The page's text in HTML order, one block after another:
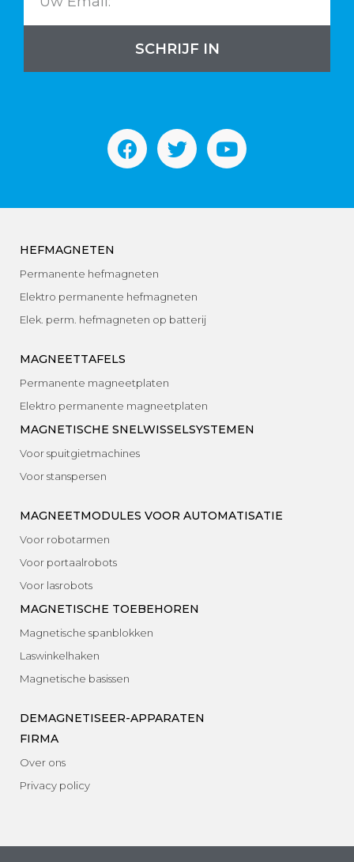
SCHRIJF IN
HEFMAGNETEN
Permanente hefmagneten
Elektro permanente hefmagneten
Elek. perm. hefmagneten op batterij
MAGNEETTAFELS
Permanente magneetplaten
Elektro permanente magneetplaten
MAGNETISCHE SNELWISSELSYSTEMEN
Voor spuitgietmachines
Voor stanspersen
MAGNEETMODULES VOOR AUTOMATISATIE
Voor robotarmen
Voor portaalrobots
Voor lasrobots
MAGNETISCHE TOEBEHOREN
Magnetische spanblokken
Laswinkelhaken
Magnetische basissen
DEMAGNETISEER-APPARATEN
FIRMA
Over ons
Privacy policy